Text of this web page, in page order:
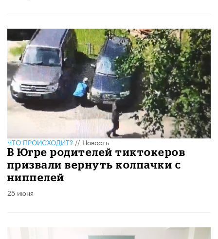
ЧТО ПРОИСХОДИТ?//Новость
В Югре родителей тиктокеров
призвали вернуть колпачки с
ниппелей
25 июня